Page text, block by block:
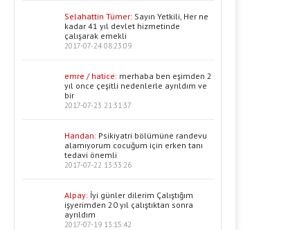
Selahattin Tümer: Sayın Yetkili, Her ne
kadar 41 yıl devlet hizmetinde
çalışarak emekli
2017-07-24 08:23:09
emre / hatice: merhaba ben eşimden 2
yıl once çeşitli nedenlerle ayrıldım ve
bir
2017-07-23 21:31:37
Handan: Psikiyatri bölümüne randevu
alamıyorum cocuğum için erken tanı
tedavi önemli
2017-07-22 13:33:26
Alpay: İyi günler dilerim Çalıştığım
işyerimden 20 yıl çalıştıktan sonra
ayrıldım
2017-07-19 13:15:42